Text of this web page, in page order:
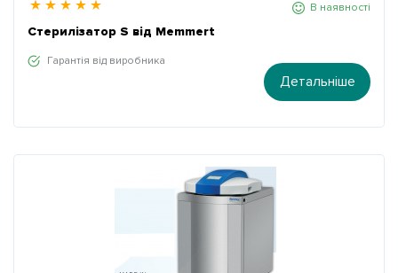
В наявності
Стерилізатор S від Memmert
Гарантія від виробника
Детальніше